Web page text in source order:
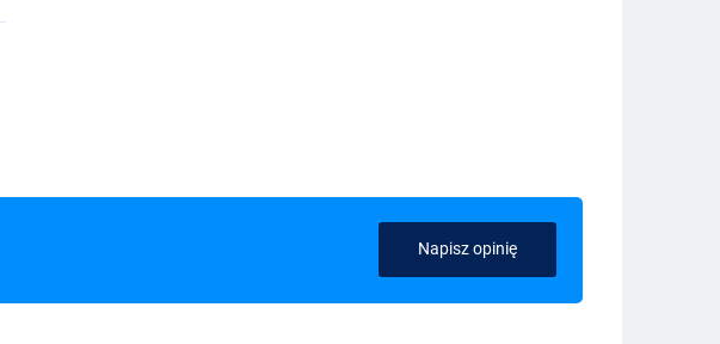
Napisz opinię